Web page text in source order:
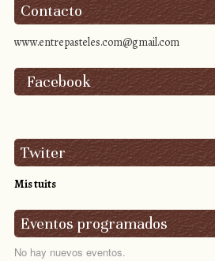
Contacto
www.entrepasteles.com@gmail.com
Facebook
Twiter
Mis tuits
Eventos programados
No hay nuevos eventos.